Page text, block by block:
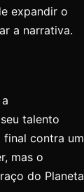
expandir o
a narrativa.
talento
final contra um
mas o
do Planeta